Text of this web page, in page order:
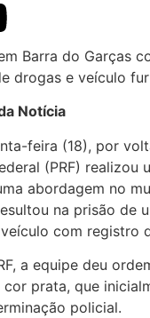
Notícia
feira (18), por
(PRF) realizou
abordagem no
na prisão de
com registro
a equipe deu
cor prata, que
policial.